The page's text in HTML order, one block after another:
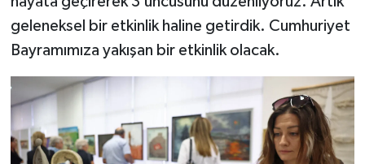
geleneksel bir etkinlik haline getirdik. Cumhuriyet
Bayramımıza yakışan bir etkinlik olacak.